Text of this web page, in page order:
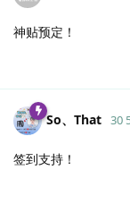
神贴预定！
So、That 30
签到支持！